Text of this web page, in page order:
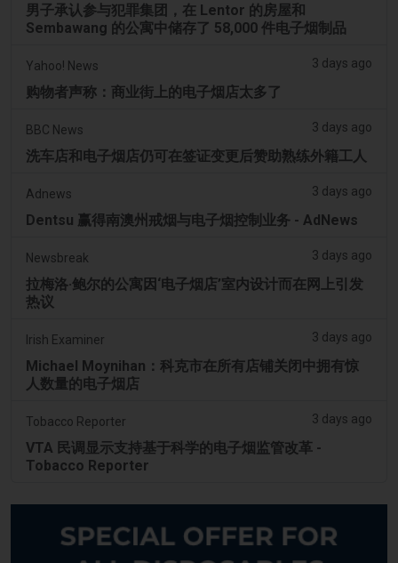
男子承认参与犯罪集团，在 Lentor 的房屋和
Sembawang 的公寓中储存了 58,000 件电子烟制品
Yahoo! News 3 days ago
购物者声称：商业街上的电子烟店太多了
BBC News 3 days ago
洗车店和电子烟店仍可在签证变更后赞助熟练外籍工人
Adnews 3 days ago
Dentsu 赢得南澳州戒烟与电子烟控制业务 - AdNews
Newsbreak 3 days ago
拉梅洛·鲍尔的公寓因‘电子烟店’室内设计而在网上引发
热议
Irish Examiner 3 days ago
Michael Moynihan：科克市在所有店铺关闭中拥有惊
人数量的电子烟店
Tobacco Reporter 3 days ago
VTA 民调显示支持基于科学的电子烟监管改革 -
Tobacco Reporter